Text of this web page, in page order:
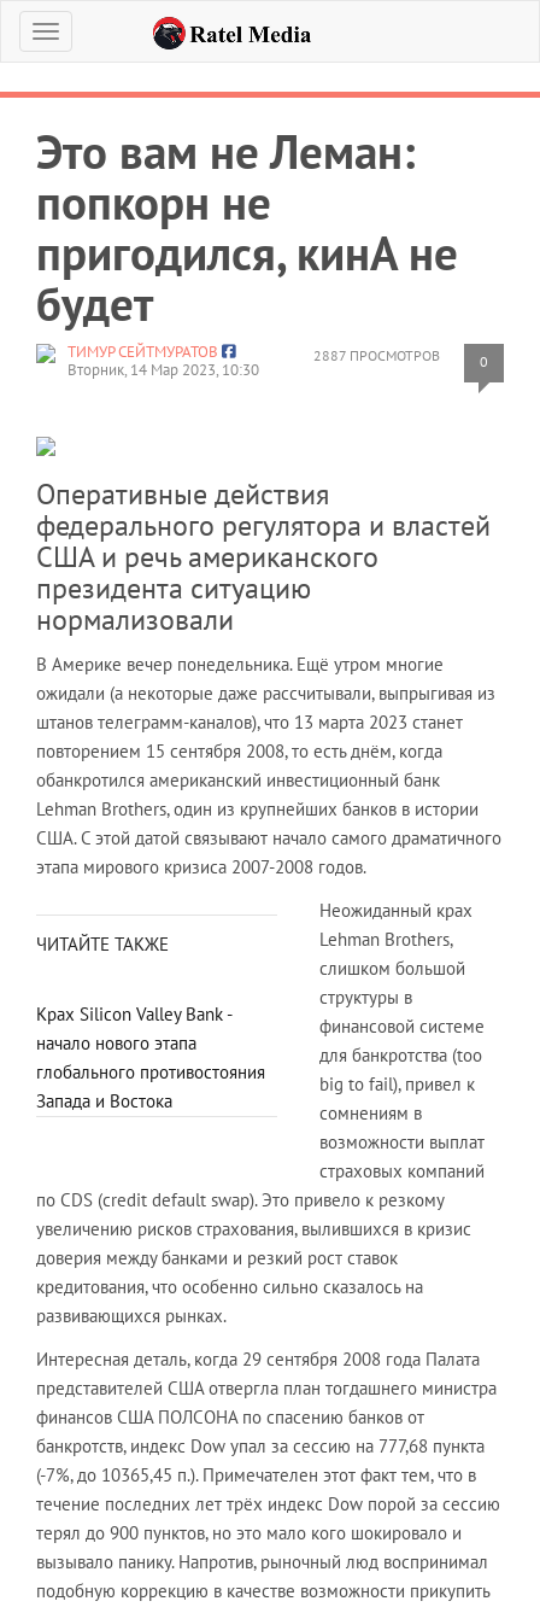
Меню
Это вам не Леман:
попкорн не
пригодился, кинА не
будет
2887 ПРОСМОТРОВ 0
ТИМУР СЕЙТМУРАТОВ
Вторник, 14 Мар 2023, 10:30
Оперативные действия
федерального регулятора и властей
США и речь американского
президента ситуацию
нормализовали
В Америке вечер понедельника. Ещё утром многие
ожидали (а некоторые даже рассчитывали, выпрыгивая из
штанов телеграмм-каналов), что 13 марта 2023 станет
повторением 15 сентября 2008, то есть днём, когда
обанкротился американский инвестиционный банк
Lehman Brothers, один из крупнейших банков в истории
США. С этой датой связывают начало самого драматичного
этапа мирового кризиса 2007-2008 годов.
ЧИТАЙТЕ ТАКЖЕ
Крах Silicon Valley Bank -
начало нового этапа
глобального противостояния
Запада и Востока
Неожиданный крах
Lehman Brothers,
слишком большой
структуры в
финансовой системе
для банкротства (too
big to fail), привел к
сомнениям в
возможности выплат
страховых компаний
по CDS (credit default swap). Это привело к резкому
увеличению рисков страхования, вылившихся в кризис
доверия между банками и резкий рост ставок
кредитования, что особенно сильно сказалось на
развивающихся рынках.
Интересная деталь, когда 29 сентября 2008 года Палата
представителей США отвергла план тогдашнего министра
финансов США ПОЛСОНА по спасению банков от
банкротств, индекс Dow упал за сессию на 777,68 пункта
(-7%, до 10365,45 п.). Примечателен этот факт тем, что в
течение последних лет трёх индекс Dow порой за сессию
терял до 900 пунктов, но это мало кого шокировало и
вызывало панику. Напротив, рыночный люд воспринимал
подобную коррекцию в качестве возможности прикупить